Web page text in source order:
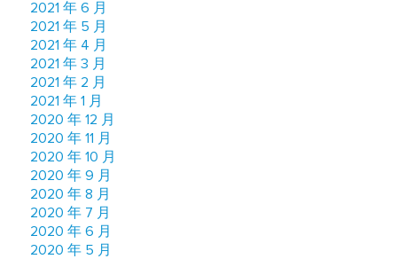
2021 年 6 月
2021 年 5 月
2021 年 4 月
2021 年 3 月
2021 年 2 月
2021 年 1 月
2020 年 12 月
2020 年 11 月
2020 年 10 月
2020 年 9 月
2020 年 8 月
2020 年 7 月
2020 年 6 月
2020 年 5 月